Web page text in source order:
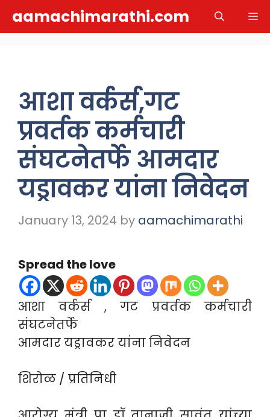
aamachimarathi.com
आशा वर्कर्स,गट
प्रवर्तक कर्मचारी
संघटनेतर्फे आमदार
यड्रावकर यांना निवेदन
January 13, 2024 by aamachimarathi
Spread the love
आशा वर्कर्स , गट प्रवर्तक कर्मचारी
संघटनेतर्फे
आमदार यड्रावकर यांना निवेदन
शिरोळ / प्रतिनिधी